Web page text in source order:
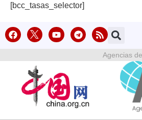
[bcc_tasas_selector]
Agencias